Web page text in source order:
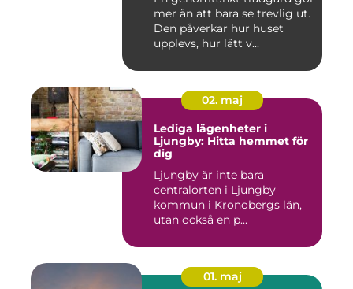
mer än att bara se trevlig ut.
Den påverkar hur huset
upplevs, hur lätt v...
02. maj
Lediga lägenheter i
Ljungby: Hitta hemmet för
dig
Ljungby är inte bara
centralorten i Ljungby
kommun i Kronobergs län,
utan också en p...
01. maj